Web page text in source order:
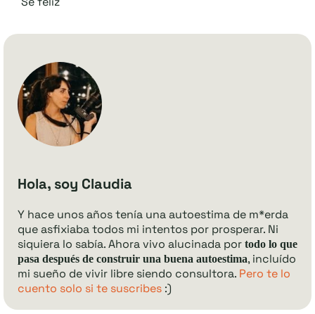
Hola, soy Claudia
Y hace unos años tenía una autoestima de m*erda
que asfixiaba todos mi intentos por prosperar. Ni
siquiera lo sabía. Ahora vivo alucinada por todo lo que
pasa después de construir una buena autoestima, incluído
mi sueño de vivir libre siendo consultora. Pero te lo
cuento solo si te suscribes :)